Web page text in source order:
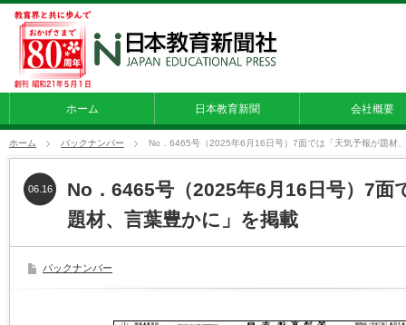
ホーム 日本教育新聞 会社概要
ホーム バックナンバー No．6465号（2025年6月16日号）7面では「天気予報が題材
No．6465号（2025年6月16日号）7面
題材、言葉豊かに」を掲載
06.16
バックナンバー